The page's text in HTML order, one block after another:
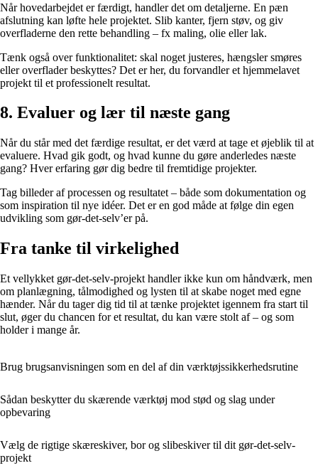
Når hovedarbejdet er færdigt, handler det om detaljerne. En pæn
afslutning kan løfte hele projektet. Slib kanter, fjern støv, og giv
overfladerne den rette behandling – fx maling, olie eller lak.
Tænk også over funktionalitet: skal noget justeres, hængsler smøres
eller overflader beskyttes? Det er her, du forvandler et hjemmelavet
projekt til et professionelt resultat.
8. Evaluer og lær til næste gang
Når du står med det færdige resultat, er det værd at tage et øjeblik til at
evaluere. Hvad gik godt, og hvad kunne du gøre anderledes næste
gang? Hver erfaring gør dig bedre til fremtidige projekter.
Tag billeder af processen og resultatet – både som dokumentation og
som inspiration til nye idéer. Det er en god måde at følge din egen
udvikling som gør-det-selv’er på.
Fra tanke til virkelighed
Et vellykket gør-det-selv-projekt handler ikke kun om håndværk, men
om planlægning, tålmodighed og lysten til at skabe noget med egne
hænder. Når du tager dig tid til at tænke projektet igennem fra start til
slut, øger du chancen for et resultat, du kan være stolt af – og som
holder i mange år.
Brug brugsanvisningen som en del af din værktøjssikkerhedsrutine
Sådan beskytter du skærende værktøj mod stød og slag under
opbevaring
Vælg de rigtige skæreskiver, bor og slibeskiver til dit gør-det-selv-
projekt